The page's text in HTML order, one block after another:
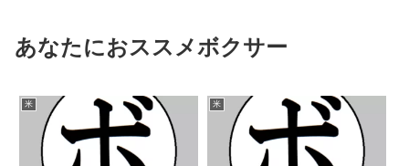
あなたにおススメボクサー
米 米